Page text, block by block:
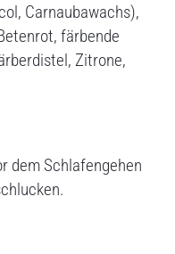
Carnaubawachs),
färbende
Zitrone,
dem Schlafengehen